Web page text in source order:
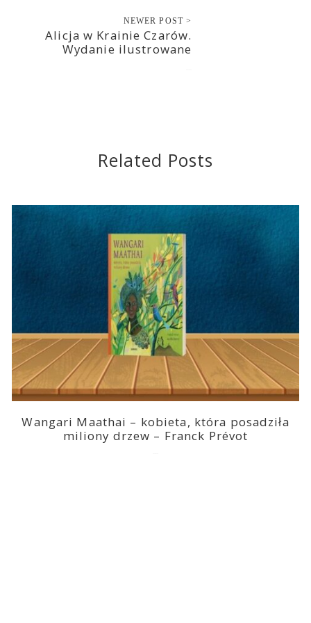
NEWER POST >
Alicja w Krainie Czarów.
Wydanie ilustrowane
Related Posts
Wangari Maathai – kobieta, która posadziła
miliony drzew – Franck Prévot